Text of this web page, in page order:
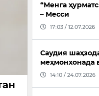
“Менга
– Месси
17:03 / 12.07.2026
Саудия
меҳмонхонада
14:10 / 24.07.2026